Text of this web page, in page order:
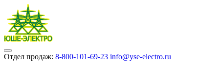
Отдел продаж: 8-800-101-69-23 info@yse-electro.ru